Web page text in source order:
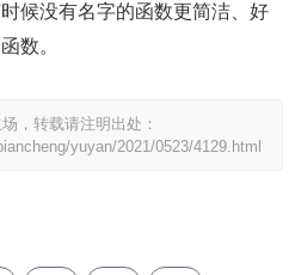
候没有名字的函数更简洁、好
数。
，转载请注明出处：
yuyan/2021/0523/4129.html